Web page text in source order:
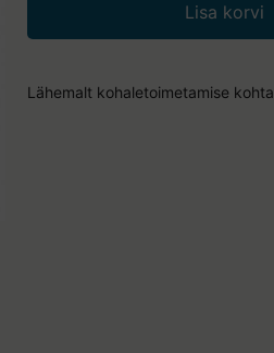
Lisa korvi
Lähemalt kohaletoimetamise kohta